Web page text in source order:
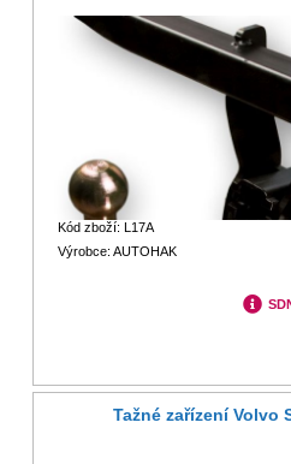
Kód zboží: L17A
Výrobce: AUTOHAK
Tažné zařízení Volvo